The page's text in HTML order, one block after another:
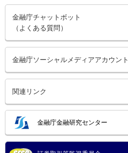
金融庁チャットボット
（よくある質問）
金融庁ソーシャルメディアアカウント
関連リンク
金融庁金融研究センター